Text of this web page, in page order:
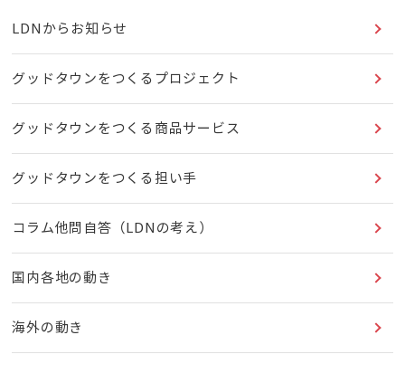
LDNからお知らせ
グッドタウンをつくるプロジェクト
グッドタウンをつくる商品サービス
グッドタウンをつくる担い手
コラム他問自答（LDNの考え）
国内各地の動き
海外の動き